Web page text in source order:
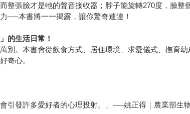
整張臉才是牠的聲音接收器；脖子能旋轉270度，臉
──本書將一一揭露，讓你驚奇連連！
的生活日常！
別。本書會從飲食方式、居住環境、求愛儀式、撫育
奇心。
引發許多愛好者的心理投射。」──姚正得｜農業部生